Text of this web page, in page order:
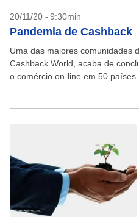
20/11/20 - 9:30min
Pandemia de Cashback
Uma das maiores comunidades
Cashback World, acaba de
o comércio on-line em 50